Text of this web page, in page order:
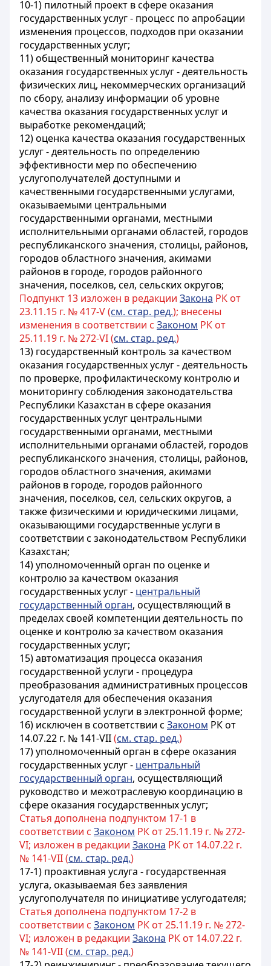
10-1) пилотный проект в сфере оказания
государственных услуг - процесс по апробации
изменения процессов, подходов при оказании
государственных услуг;
11) общественный мониторинг качества
оказания государственных услуг - деятельность
физических лиц, некоммерческих организаций
по сбору, анализу информации об уровне
качества оказания государственных услуг и
выработке рекомендаций;
12) оценка качества оказания государственных
услуг - деятельность по определению
эффективности мер по обеспечению
услугополучателей доступными и
качественными государственными услугами,
оказываемыми центральными
государственными органами, местными
исполнительными органами областей, городов
республиканского значения, столицы, районов,
городов областного значения, акимами
районов в городе, городов районного
значения, поселков, сел, сельских округов;
Подпункт 13 изложен в редакции Закона РК от
23.11.15 г. № 417-V (см. стар. ред.); внесены
изменения в соответствии с Законом РК от
25.11.19 г. № 272-VI (см. стар. ред.)
13) государственный контроль за качеством
оказания государственных услуг - деятельность
по проверке, профилактическому контролю и
мониторингу соблюдения законодательства
Республики Казахстан в сфере оказания
государственных услуг центральными
государственными органами, местными
исполнительными органами областей, городов
республиканского значения, столицы, районов,
городов областного значения, акимами
районов в городе, городов районного
значения, поселков, сел, сельских округов, а
также физическими и юридическими лицами,
оказывающими государственные услуги в
соответствии с законодательством Республики
Казахстан;
14) уполномоченный орган по оценке и
контролю за качеством оказания
государственных услуг - центральный
государственный орган, осуществляющий в
пределах своей компетенции деятельность по
оценке и контролю за качеством оказания
государственных услуг;
15) автоматизация процесса оказания
государственной услуги - процедура
преобразования административных процессов
услугодателя для обеспечения оказания
государственной услуги в электронной форме;
16) исключен в соответствии с Законом РК от
14.07.22 г. № 141-VII(см. стар. ред.)
17) уполномоченный орган в сфере оказания
государственных услуг - центральный
государственный орган, осуществляющий
руководство и межотраслевую координацию в
сфере оказания государственных услуг;
Статья дополнена подпунктом 17-1 в
соответствии с Законом РК от 25.11.19 г. № 272-
VI; изложен в редакции Закона РК от 14.07.22 г.
№ 141-VII (см. стар. ред.)
17-1) проактивная услуга - государственная
услуга, оказываемая без заявления
услугополучателя по инициативе услугодателя;
Статья дополнена подпунктом 17-2 в
соответствии с Законом РК от 25.11.19 г. № 272-
VI; изложен в редакции Закона РК от 14.07.22 г.
№ 141-VII (см. стар. ред.)